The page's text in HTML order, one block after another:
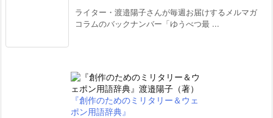
ライター・渡邉陽子さんが毎週お届けするメルマガ
コラムのバックナンバー「ゆうべつ最 ...
『創作のためのミリタリー＆ウェ
ポン用語辞典』